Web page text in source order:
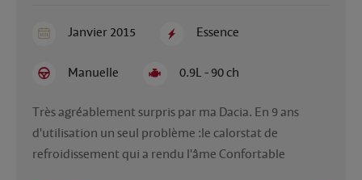
Janvier 2015 Essence
Manuelle 0.9L - 90 ch
Très agréablement surpris par ma Dacia. En 9 ans
d'utilisation un seul problème :le calorstat de
refroidissement qui a rendu l'âme Confortable